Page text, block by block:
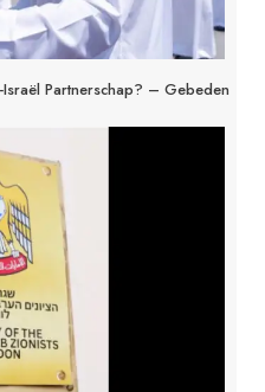
Partnerschap? – Gebeden